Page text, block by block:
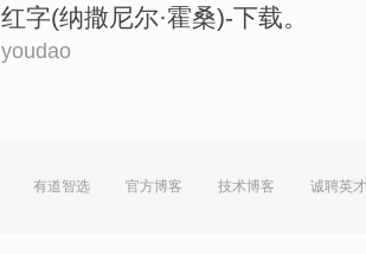
红字(纳撒尼尔·霍桑)-下载。
youdao
有道智选 官方博客 技术博客 诚聘英才